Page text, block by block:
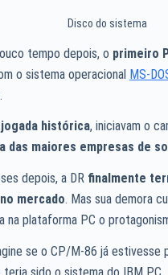
Disco do sistema
tempo depois, o primeiro
o sistema operacional MS-
jogada histórica, iniciavam o
das maiores empresas de
depois, a DR finalmente
mercado. Mas sua demora
na plataforma PC o
se o CP/M-86 já estivesse